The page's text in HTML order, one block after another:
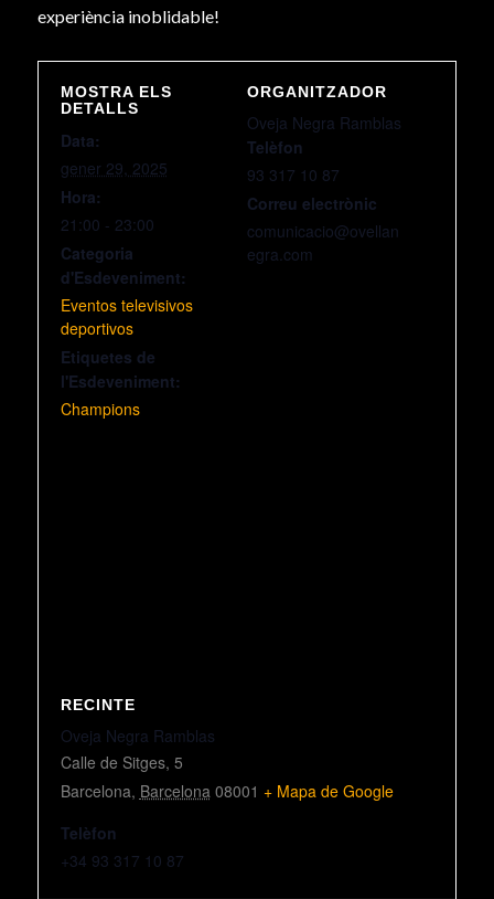
experiència inoblidable!
MOSTRA ELS
DETALLS
Data:
gener 29, 2025
Hora:
21:00 - 23:00
Categoria
d'Esdeveniment:
Eventos televisivos
deportivos
Etiquetes de
l'Esdeveniment:
Champions
ORGANITZADOR
Oveja Negra Ramblas
Telèfon
93 317 10 87
Correu electrònic
comunicacio@ovellan
egra.com
RECINTE
Oveja Negra Ramblas
Calle de Sitges, 5
Barcelona, Barcelona 08001 + Mapa de Google
Telèfon
+34 93 317 10 87